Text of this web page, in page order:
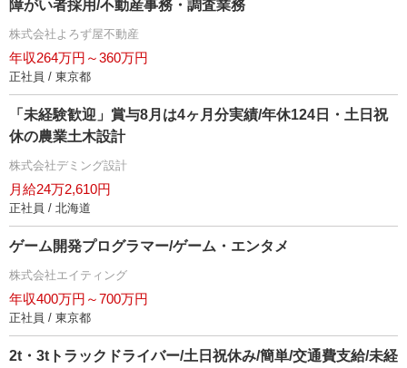
障がい者採用/不動産事務・調査業務
株式会社よろず屋不動産
年収264万円～360万円
正社員 / 東京都
「未経験歓迎」賞与8月は4ヶ月分実績/年休124日・土日祝
休の農業土木設計
株式会社デミング設計
月給24万2,610円
正社員 / 北海道
ゲーム開発プログラマー/ゲーム・エンタメ
株式会社エイティング
年収400万円～700万円
正社員 / 東京都
2t・3tトラックドライバー/土日祝休み/簡単/交通費支給/未経